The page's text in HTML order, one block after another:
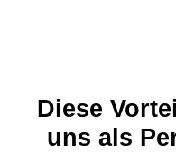
Diese
uns als